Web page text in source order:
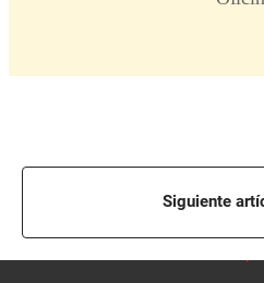
Siguiente